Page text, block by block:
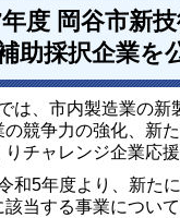
度 岡谷市新
助採択企業を
は、市内製造業の新
の競争力の強化、新
りチャレンジ企業応
和5年度より、新た
該当する事業につい